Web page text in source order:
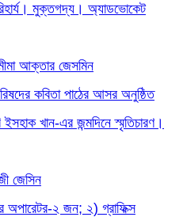
মুক্তগদ্য। অ্যাডভোকেট
আক্তার জেসমিন
কবিতা পাঠের আসর অনুষ্ঠিত
খান-এর জন্মদিনে স্মৃতিচারণ।
জেসিন
২ জন; ২) গ্রাফিক্স